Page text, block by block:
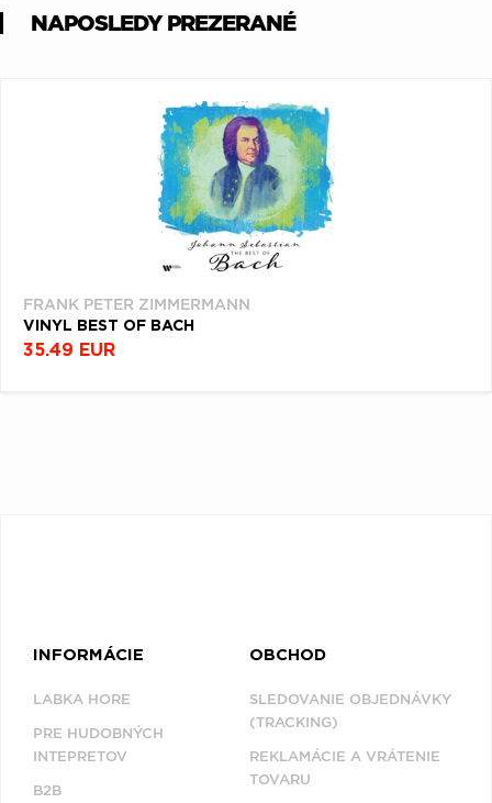
NAPOSLEDY PREZERANÉ
FRANK PETER ZIMMERMANN
VINYL BEST OF BACH
35.49 EUR
INFORMÁCIE
LABKA HORE
PRE HUDOBNÝCH
INTEPRETOV
B2B
OBCHOD
SLEDOVANIE OBJEDNÁVKY
(TRACKING)
REKLAMÁCIE A VRÁTENIE
TOVARU